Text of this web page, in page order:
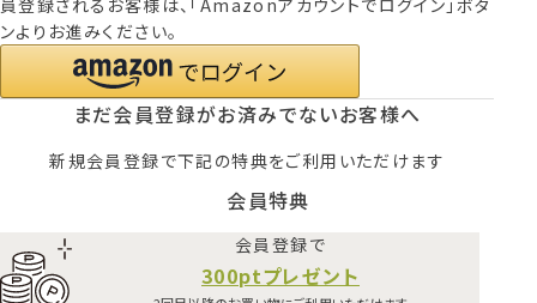
員登録されるお客様は、「Amazonアカウントでログイン」ボタ
ンよりお進みください。
まだ会員登録がお済みでないお客様へ
新規会員登録で下記の特典をご利用いただけます
会員特典
会員登録で
300ptプレゼント